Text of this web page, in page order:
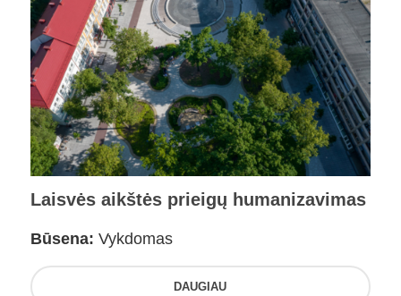
Laisvės aikštės prieigų humanizavimas
Būsena: Vykdomas
DAUGIAU